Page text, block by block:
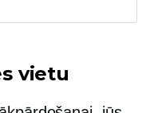
vietu